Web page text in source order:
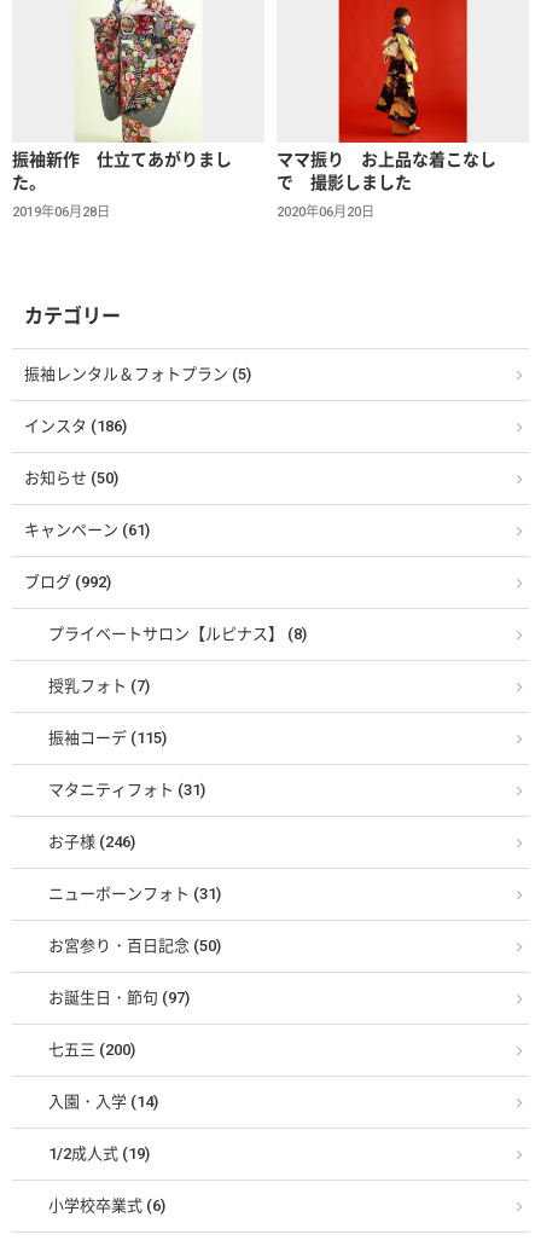
振袖新作 仕立てあがりまし
た。
2019年06月28日
ママ振り お上品な着こなし
で 撮影しました
2020年06月20日
カテゴリー
振袖レンタル＆フォトプラン (5)
インスタ (186)
お知らせ (50)
キャンペーン (61)
ブログ (992)
プライベートサロン【ルピナス】 (8)
授乳フォト (7)
振袖コーデ (115)
マタニティフォト (31)
お子様 (246)
ニューボーンフォト (31)
お宮参り・百日記念 (50)
お誕生日・節句 (97)
七五三 (200)
入園・入学 (14)
1/2成人式 (19)
小学校卒業式 (6)